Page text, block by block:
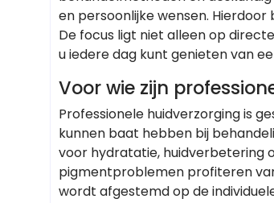
en persoonlijke wensen.
De focus ligt niet alleen op
u iedere dag kunt genieten van
Voor wie zijn
Professionele huidverzorging is
kunnen baat hebben bij
voor hydratatie, huidverbetering
pigmentproblemen profiteren
wordt afgestemd op de